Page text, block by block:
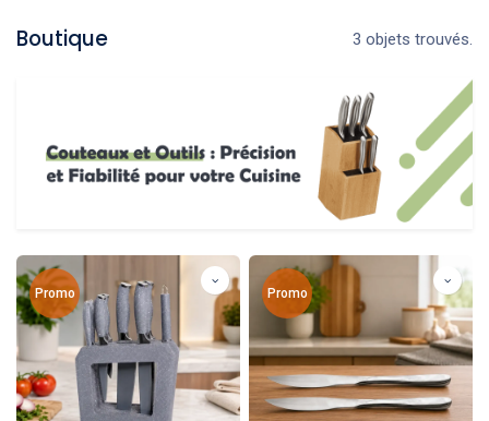
Boutique 3 objets trouvés.
Promo Promo